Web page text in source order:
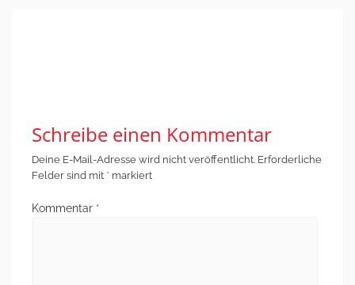
Schreibe einen Kommentar
Deine E-Mail-Adresse wird nicht veröffentlicht. Erforderliche
Felder sind mit * markiert
Kommentar *